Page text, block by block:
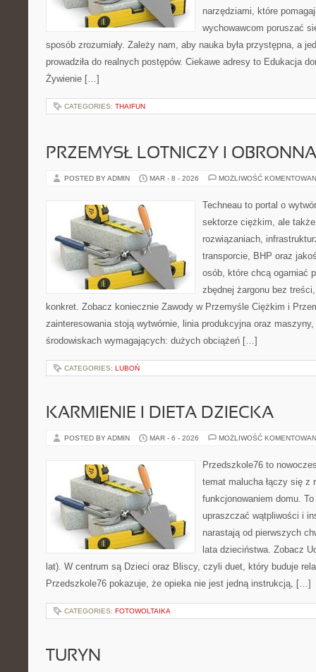
narzędziami, które
wychowawcom poruszać
sposób zrozumiały. Zależy nam, aby nauka była przystępna, a
prowadziła do realnych postępów. Ciekawe adresy to Edukacja
Żywienie […]
CATEGORIES: THAIFUN
PRZEMYSŁ LOTNICZY I
POSTED BY ADMIN MAR - 8 - 2026 MOŻLIWOŚĆ
Techneau to portal o
sektorze ciężkim, ale
rozwiązaniach,
transporcie, BHP oraz
osób, które chcą ogarniać
zbędnej żargonu bez
konkret. Zobacz koniecznie Zawody w Przemyśle Ciężkim i
zainteresowania stoją wytwórnie, linia produkcyjna oraz
środowiskach wymagających: dużych obciążeń […]
CATEGORIES: LUBOŃ
KARMIENIE I DIETA DZIECKA
POSTED BY ADMIN MAR - 6 - 2026 MOŻLIWOŚĆ
Przedszkole76 to
temat malucha łączy się z
funkcjonowaniem domu.
upraszczać wątpliwości i
narastają od pierwszych
lata dzieciństwa. Zobacz
lat). W centrum są Dzieci oraz Bliscy, czyli duet, który buduje
Przedszkole76 pokazuje, że opieka nie jest jedną instrukcją, […]
CATEGORIES: FOTOWOLTAIKA
TURYN